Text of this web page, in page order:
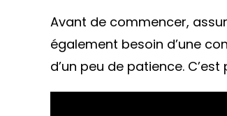
Avant de commencer,
également besoin d’une
d’un peu de patience. C’est